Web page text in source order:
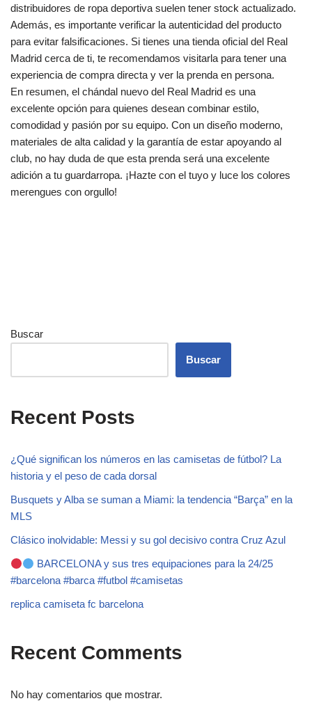
distribuidores de ropa deportiva suelen tener stock actualizado.
Además, es importante verificar la autenticidad del producto
para evitar falsificaciones. Si tienes una tienda oficial del Real
Madrid cerca de ti, te recomendamos visitarla para tener una
experiencia de compra directa y ver la prenda en persona.
En resumen, el chándal nuevo del Real Madrid es una
excelente opción para quienes desean combinar estilo,
comodidad y pasión por su equipo. Con un diseño moderno,
materiales de alta calidad y la garantía de estar apoyando al
club, no hay duda de que esta prenda será una excelente
adición a tu guardarropa. ¡Hazte con el tuyo y luce los colores
merengues con orgullo!
Buscar
Buscar
Recent Posts
¿Qué significan los números en las camisetas de fútbol? La
historia y el peso de cada dorsal
Busquets y Alba se suman a Miami: la tendencia “Barça” en la
MLS
Clásico inolvidable: Messi y su gol decisivo contra Cruz Azul
BARCELONA y sus tres equipaciones para la 24/25
#barcelona #barca #futbol #camisetas
replica camiseta fc barcelona
Recent Comments
No hay comentarios que mostrar.